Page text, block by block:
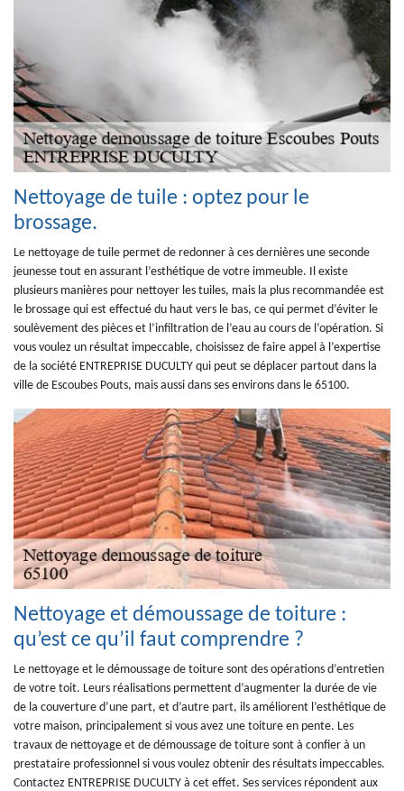
Nettoyage de tuile : optez pour le
brossage.
Le nettoyage de tuile permet de redonner à ces dernières une seconde
jeunesse tout en assurant l’esthétique de votre immeuble. Il existe
plusieurs manières pour nettoyer les tuiles, mais la plus recommandée est
le brossage qui est effectué du haut vers le bas, ce qui permet d’éviter le
soulèvement des pièces et l’infiltration de l’eau au cours de l’opération. Si
vous voulez un résultat impeccable, choisissez de faire appel à l’expertise
de la société ENTREPRISE DUCULTY qui peut se déplacer partout dans la
ville de Escoubes Pouts, mais aussi dans ses environs dans le 65100.
Nettoyage et démoussage de toiture :
qu’est ce qu’il faut comprendre ?
Le nettoyage et le démoussage de toiture sont des opérations d’entretien
de votre toit. Leurs réalisations permettent d’augmenter la durée de vie
de la couverture d’une part, et d’autre part, ils améliorent l’esthétique de
votre maison, principalement si vous avez une toiture en pente. Les
travaux de nettoyage et de démoussage de toiture sont à confier à un
prestataire professionnel si vous voulez obtenir des résultats impeccables.
Contactez ENTREPRISE DUCULTY à cet effet. Ses services répondent aux